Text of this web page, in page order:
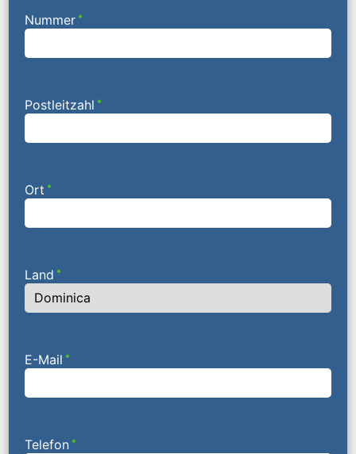
Nummer *
Postleitzahl *
Ort *
Land *
E-Mail *
Telefon *